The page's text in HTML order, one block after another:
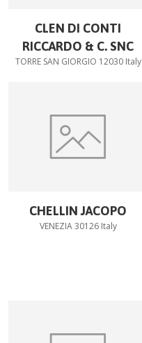
CLEN DI CONTI
RICCARDO & C. SNC
TORRE SAN GIORGIO 12030 Italy
CHELLIN JACOPO
VENEZIA 30126 Italy